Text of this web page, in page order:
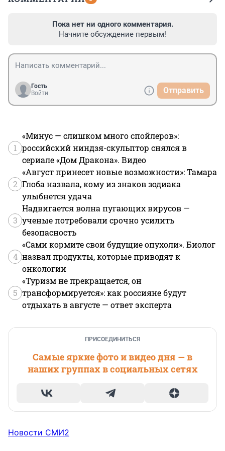
Пока нет ни одного комментария.
Начните обсуждение первым!
Гость
Войти
Отправить
1
«Минус — слишком много спойлеров»:
российский ниндзя-скульптор снялся в
сериале «Дом Дракона». Видео
2
«Август принесет новые возможности»: Тамара
Глоба назвала, кому из знаков зодиака
улыбнется удача
3
Надвигается волна пугающих вирусов —
ученые потребовали срочно усилить
безопасность
4
«Сами кормите свои будущие опухоли». Биолог
назвал продукты, которые приводят к
онкологии
5
«Туризм не прекращается, он
трансформируется»: как россияне будут
отдыхать в августе — ответ эксперта
ПРИСОЕДИНИТЬСЯ
Самые яркие фото и видео дня — в
наших группах в социальных сетях
Новости СМИ2